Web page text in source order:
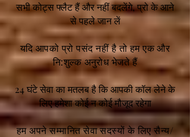
सभी कोट्स फ्लैट हैं और नहीं बदलेंगे, प्रो के आने
से पहले जान लें
यदि आपको प्रो पसंद नहीं है तो हम एक और
नि:शुल्क अनुरोध भेजते हैं
24 घंटे सेवा का मतलब है कि आपकी कॉल लेने के
लिए हमेशा कोई न कोई मौजूद रहेगा
हम अपने सम्मानित सेवा सदस्यों के लिए सैन्य/